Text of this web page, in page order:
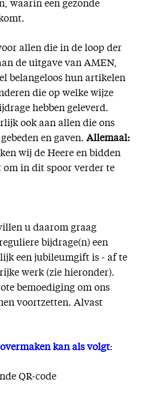
waarin een gezonde
allen die in de loop der
de uitgave van AMEN,
belangeloos hun artikelen
die op welke wijze
hebben geleverd.
ook aan allen die ons
en gaven. Allemaal:
wij de Heere en bidden
om in dit spoor verder te
u daarom graag
bijdrage(n) een
een jubileumgift is - af te
werk (zie hieronder).
bemoediging om ons
voortzetten. Alvast
kan als volgt:
QR-code